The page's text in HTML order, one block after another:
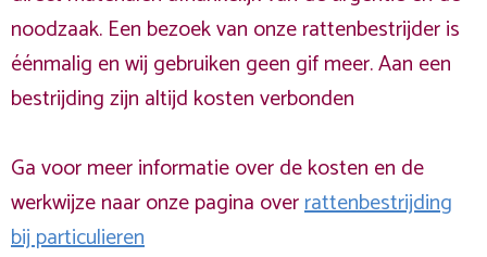
noodzaak. Een bezoek van onze rattenbestrijder is
éénmalig en wij gebruiken geen gif meer. Aan een
bestrijding zijn altijd kosten verbonden
Ga voor meer informatie over de kosten en de
werkwijze naar onze pagina overrattenbestrijding
bij particulieren